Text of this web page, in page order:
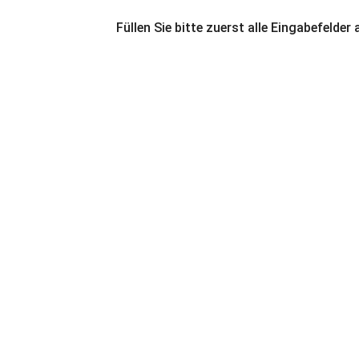
Füllen Sie bitte zuerst alle Eingabefelder